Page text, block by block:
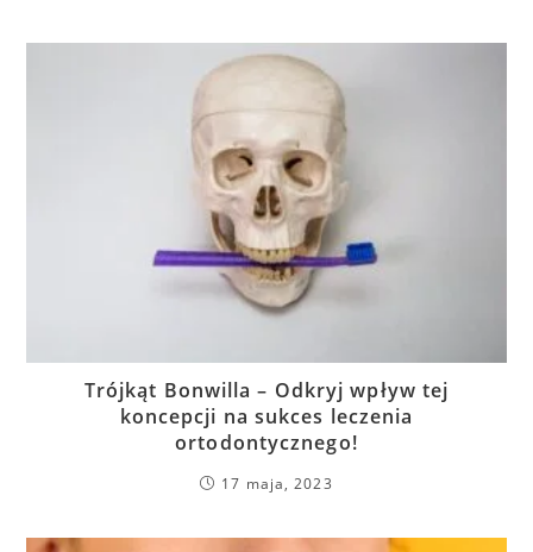
Trójkąt Bonwilla – Odkryj wpływ tej
koncepcji na sukces leczenia
ortodontycznego!
17 maja, 2023